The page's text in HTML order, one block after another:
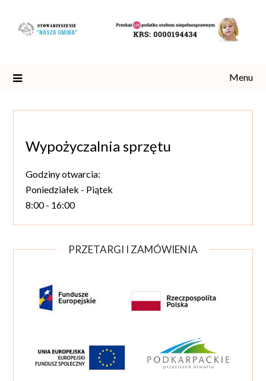
content
Menu
Wypożyczalnia sprzętu
Godziny otwarcia:
Poniedziałek - Piątek
8:00 - 16:00
PRZETARGI I ZAMÓWIENIA